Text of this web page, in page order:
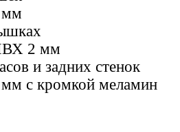
2 мм
и задних стенок
с кромкой меламин